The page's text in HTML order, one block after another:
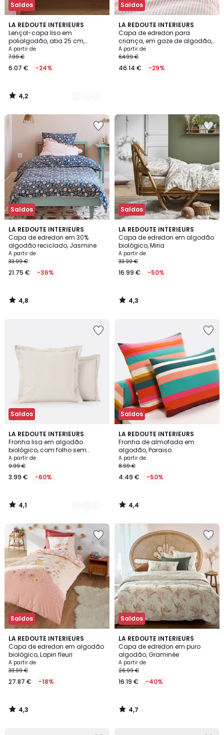
Saldos
LA REDOUTE INTERIEURS
Lençol-capa liso em
polialgodão, aba 25 cm,
Scenario
A partir de
7.99 €
6.07 € -24%
4,2
/ 5
16
Cores
4,2
/
Saldos
LA REDOUTE INTERIEURS
Capa de edredon para
criança, em gaze de algodão,
às riscas, ADÈLE
A partir de
64.99 €
46.14 € -29%
Saldos
LA REDOUTE INTERIEURS
Capa de edredon em 30%
algodão reciclado, Jasmine
A partir de
33.99 €
21.75 € -36%
4,8
/ 5
4,8
/
Saldos
LA REDOUTE INTERIEURS
Capa de edredon em algodão
biológico, Miria
A partir de
33.99 €
16.99 € -50%
4,3
/ 5
4,3
/
Saldos
LA REDOUTE INTERIEURS
Fronha lisa em algodão
biológico, com folho sem
franzido, Scenario
A partir de
9.99 €
3.99 € -60%
4,1
/ 5
9
Cores
4,1
/
Saldos
LA REDOUTE INTERIEURS
Fronha de almofada em
algodão, Paraiso
A partir de
8.99 €
4.49 € -50%
4,4
/ 5
4,4
/
Saldos
LA REDOUTE INTERIEURS
Capa de edredon em algodão
biológico, Lapin fleuri
A partir de
33.99 €
27.87 € -18%
4,3
/ 5
4,3
/
Saldos
LA REDOUTE INTERIEURS
Capa de edredon em puro
algodão, Graminée
A partir de
26.99 €
16.19 € -40%
4,7
/ 5
4,7
/